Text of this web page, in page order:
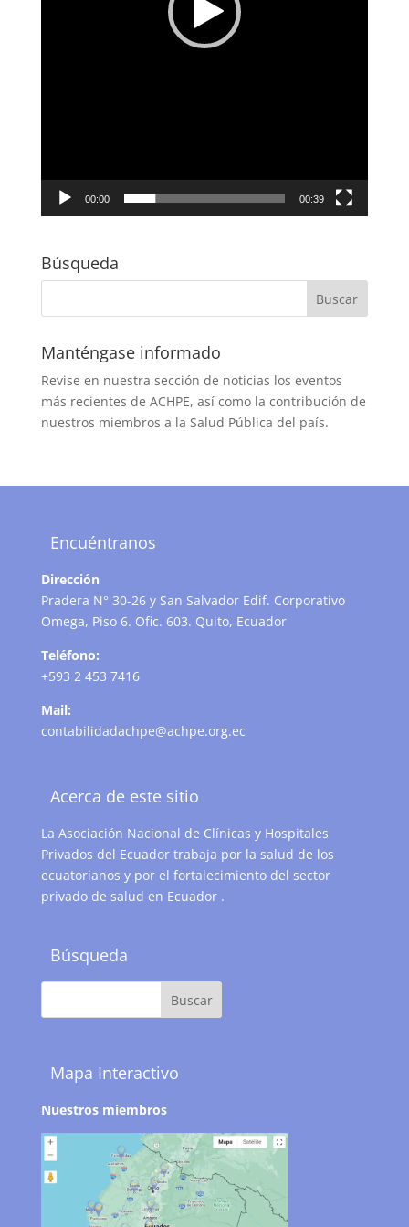
00:00 00:39
Búsqueda
Manténgase informado
Revise en nuestra sección de noticias los eventos
más recientes de ACHPE, así como la contribución de
nuestros miembros a la Salud Pública del país.
Encuéntranos
Dirección
Pradera N° 30-26 y San Salvador Edif. Corporativo
Omega, Piso 6. Ofic. 603. Quito, Ecuador
Teléfono:
+593 2 453 7416
Mail:
contabilidadachpe@achpe.org.ec
Acerca de este sitio
La Asociación Nacional de Clínicas y Hospitales
Privados del Ecuador trabaja por la salud de los
ecuatorianos y por el fortalecimiento del sector
privado de salud en Ecuador .
Búsqueda
Mapa Interactivo
Nuestros miembros